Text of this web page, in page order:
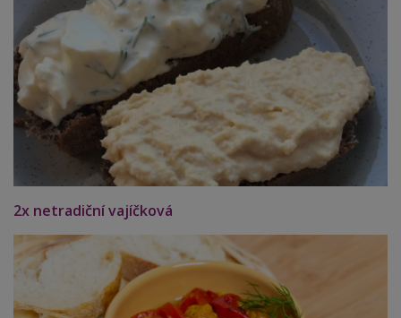
2x netradiční vajíčková